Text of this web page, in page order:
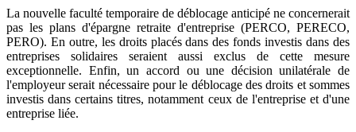
La nouvelle faculté temporaire de déblocage anticipé ne concernerait
pas les plans d'épargne retraite d'entreprise (PERCO, PERECO,
PERO). En outre, les droits placés dans des fonds investis dans des
entreprises solidaires seraient aussi exclus de cette mesure
exceptionnelle. Enfin, un accord ou une décision unilatérale de
l'employeur serait nécessaire pour le déblocage des droits et sommes
investis dans certains titres, notamment ceux de l'entreprise et d'une
entreprise liée.